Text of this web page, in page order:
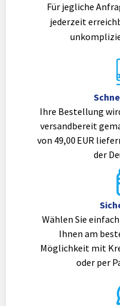
Für jegliche
jederzeit
Ihre Bestellung
versandbereit
von 49,00 EUR
der
Wählen Sie
Ihnen am
Möglichkeit mit
oder per